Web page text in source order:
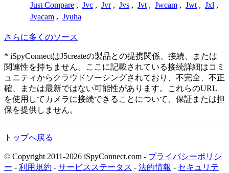
Just Compare , Jvc , Jvr , Jvs , Jvt , Jwcam , Jwt , Jxl ,
Jyacam , Jyuha
さらに多くのソース
* iSpyConnectはJ5createの製品との提携関係、接続、または
関連性を持ちません。ここに記載されている接続詳細はコミ
ュニティからクラウドソーシングされており、不完全、不正
確、または最新ではない可能性があります。これらのURL
を使用してカメラに接続できることについて、保証または担
保を提供しません。
トップへ戻る
© Copyright 2011-2026 iSpyConnect.com - プライバシーポリシ
ー - 利用規約 - サービスステータス - 法的情報 - セキュリテ